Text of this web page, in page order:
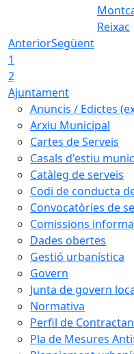
Reixac
AnteriorSegüent
1
2
Ajuntament
Anuncis / Edictes
Arxiu Municipal
Cartes de Serveis
Casals d'estiu
Catàleg de serveis
Codi de conducta
Convocatòries de
Comissions
Dades obertes
Gestió urbanística
Govern
Junta de govern
Normativa
Perfil de
Pla de Mesures